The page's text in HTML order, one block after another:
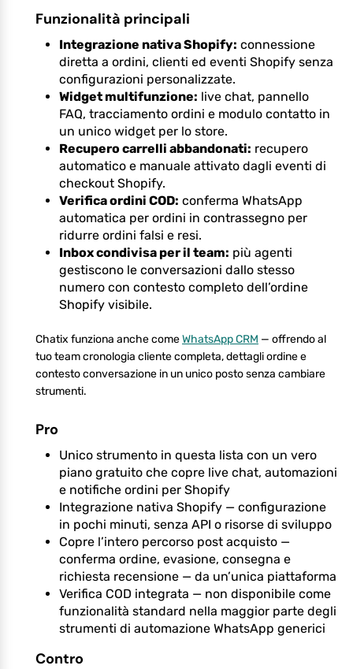
Funzionalità principali
Integrazione nativa Shopify: connessione
diretta a ordini, clienti ed eventi Shopify senza
configurazioni personalizzate.
Widget multifunzione: live chat, pannello
FAQ, tracciamento ordini e modulo contatto in
un unico widget per lo store.
Recupero carrelli abbandonati: recupero
automatico e manuale attivato dagli eventi di
checkout Shopify.
Verifica ordini COD: conferma WhatsApp
automatica per ordini in contrassegno per
ridurre ordini falsi e resi.
Inbox condivisa per il team: più agenti
gestiscono le conversazioni dallo stesso
numero con contesto completo dell’ordine
Shopify visibile.
Chatix funziona anche comeWhatsApp CRM — offrendo al
tuo team cronologia cliente completa, dettagli ordine e
contesto conversazione in un unico posto senza cambiare
strumenti.
Pro
Unico strumento in questa lista con un vero
piano gratuito che copre live chat, automazioni
e notifiche ordini per Shopify
Integrazione nativa Shopify — configurazione
in pochi minuti, senza API o risorse di sviluppo
Copre l’intero percorso post acquisto —
conferma ordine, evasione, consegna e
richiesta recensione — da un’unica piattaforma
Verifica COD integrata — non disponibile come
funzionalità standard nella maggior parte degli
strumenti di automazione WhatsApp generici
Contro